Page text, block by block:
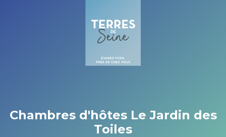
Chambres d'hôtes Le Jardin des
Toiles